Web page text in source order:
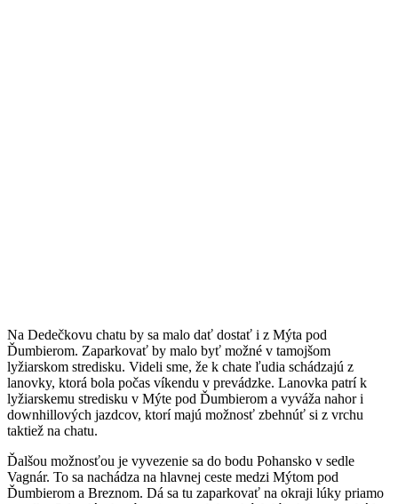
Na Dedečkovu chatu by sa malo dať dostať i z Mýta pod
Ďumbierom. Zaparkovať by malo byť možné v tamojšom
lyžiarskom stredisku. Videli sme, že k chate ľudia schádzajú z
lanovky, ktorá bola počas víkendu v prevádzke. Lanovka patrí k
lyžiarskemu stredisku v Mýte pod Ďumbierom a vyváža nahor i
downhillových jazdcov, ktorí majú možnosť zbehnúť si z vrchu
taktiež na chatu.
Ďalšou možnosťou je vyvezenie sa do bodu Pohansko v sedle
Vagnár. To sa nachádza na hlavnej ceste medzi Mýtom pod
Ďumbierom a Breznom. Dá sa tu zaparkovať na okraji lúky priamo